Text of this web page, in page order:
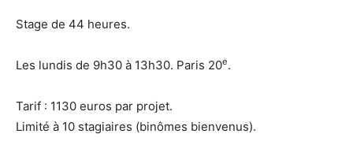
Stage de 44 heures.
Les lundis de 9h30 à 13h30. Paris 20e.
Tarif : 1130 euros par projet.
Limité à 10 stagiaires (binômes bienvenus).